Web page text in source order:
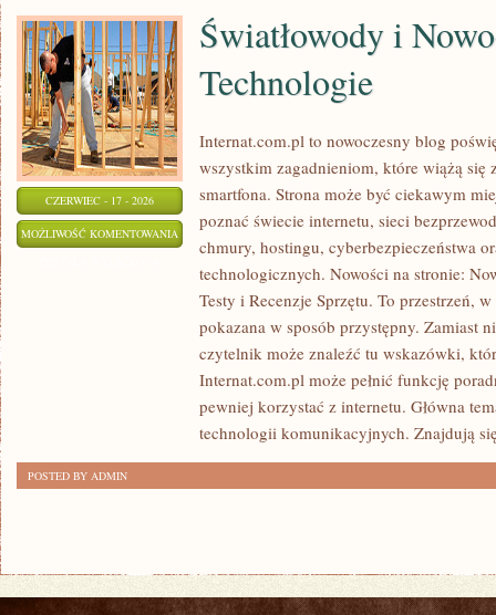
CZERWIEC - 17 - 2026
MOŻLIWOŚĆ KOMENTOWANIA ŚWIATŁOWODY
TECHNOLOGIE
Światłowody i
Technologie
Internat.com.pl to nowoczesny blog
wszystkim zagadnieniom, które wiążą się
smartfona. Strona może być ciekawym
poznać świecie internetu, sieci
chmury, hostingu, cyberbezpieczeństwa
technologicznych. Nowości na stronie:
Testy i Recenzje Sprzętu. To przestrzeń,
pokazana w sposób przystępny. Zamiast
czytelnik może znaleźć tu wskazówki,
Internat.com.pl może pełnić funkcję
pewniej korzystać z internetu. Główna
technologii komunikacyjnych. Znajdują
POSTED BY ADMIN